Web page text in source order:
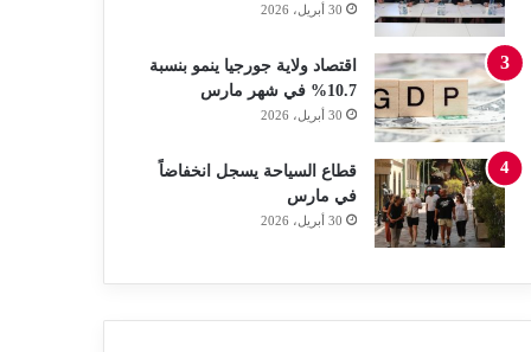
30 أبريل، 2026
اقتصاد ولاية جورجيا ينمو بنسبة
10.7% في شهر مارس
30 أبريل، 2026
قطاع السياحة يسجل انخفاضاً
في مارس
30 أبريل، 2026